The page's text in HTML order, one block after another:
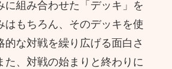
に組み合わせた「デッキ」を
はもちろん、そのデッキを使
的な対戦を繰り広げる面白さ
た、対戦の始まりと終わりに